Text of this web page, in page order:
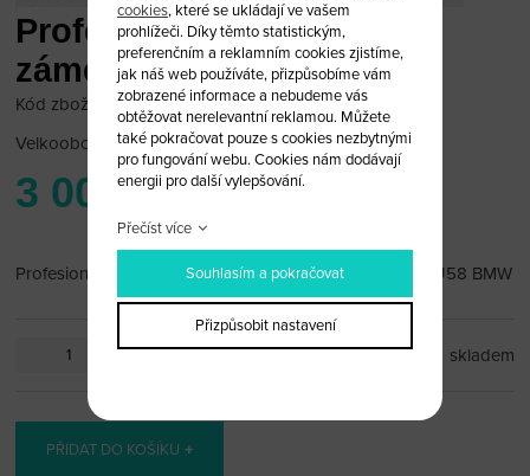
Profesionální nástroj pro
zámečníky HU58 BMW
Kód zboží: Bmw21/36
Velkoobchodní cena:po přihlášení
3 000 Kč
Profesionální nástroj pro zámečníky na otevření vozuHU58 BMW
ks skladem
PŘIDAT DO KOŠÍKU
cookies, které se ukládají ve vašem
prohlížeči. Díky těmto statistickým,
preferenčním a reklamním cookies zjistíme,
jak náš web používáte, přizpůsobíme vám
zobrazené informace a nebudeme vás
obtěžovat nerelevantní reklamou. Můžete
také pokračovat pouze s cookies nezbytnými
pro fungování webu. Cookies nám dodávají
energii pro další vylepšování.
Přečíst více
Souhlasím a pokračovat
Přizpůsobit nastavení